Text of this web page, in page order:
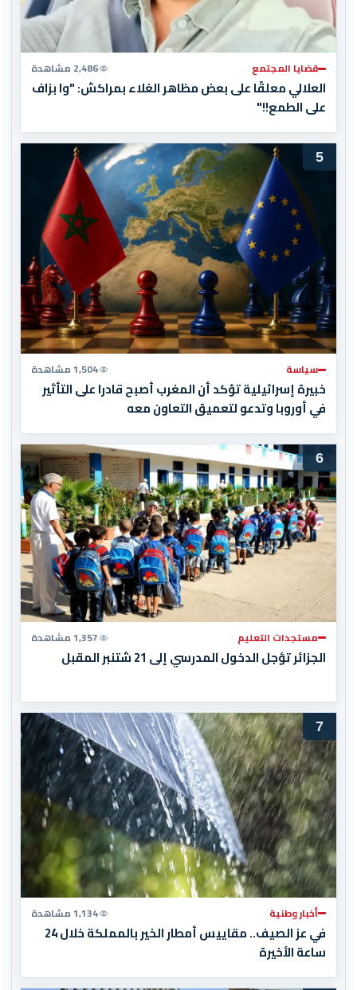
قضايا المجتمع 2,486 مشاهدة
العلالي معلقًا على بعض مظاهر الغلاء بمراكش: "وا بزاف
على الطمع!!"
5
سياسة 1,504 مشاهدة
خبيرة إسرائيلية تؤكد أن المغرب أصبح قادرا على التأثير
في أوروبا وتدعو لتعميق التعاون معه
6
مستجدات التعليم 1,357 مشاهدة
الجزائر تؤجل الدخول المدرسي إلى 21 شتنبر المقبل
7
أخبار وطنية 1,134 مشاهدة
في عز الصيف.. مقاييس أمطار الخير بالمملكة خلال 24
ساعة الأخيرة